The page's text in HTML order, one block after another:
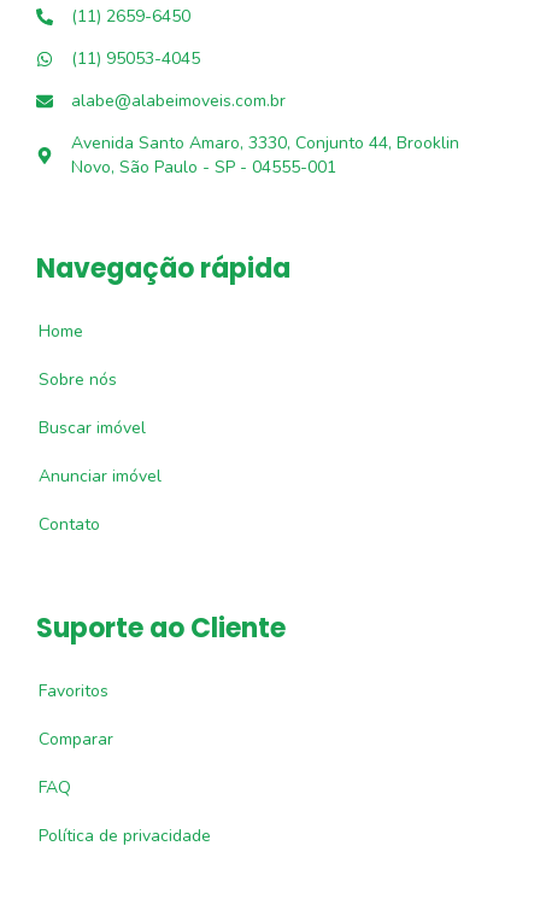
(11) 2659-6450
(11) 95053-4045
alabe@alabeimoveis.com.br
Avenida Santo Amaro, 3330, Conjunto 44, Brooklin
Novo, São Paulo - SP - 04555-001
Navegação rápida
Home
Sobre nós
Buscar imóvel
Anunciar imóvel
Contato
Suporte ao Cliente
Favoritos
Comparar
FAQ
Política de privacidade